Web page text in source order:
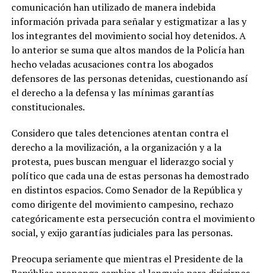
comunicación han utilizado de manera indebida
información privada para señalar y estigmatizar a las y
los integrantes del movimiento social hoy detenidos. A
lo anterior se suma que altos mandos de la Policía han
hecho veladas acusaciones contra los abogados
defensores de las personas detenidas, cuestionando así
el derecho a la defensa y las mínimas garantías
constitucionales.
Considero que tales detenciones atentan contra el
derecho a la movilización, a la organización y a la
protesta, pues buscan menguar el liderazgo social y
político que cada una de estas personas ha demostrado
en distintos espacios. Como Senador de la República y
como dirigente del movimiento campesino, rechazo
categóricamente esta persecución contra el movimiento
social, y exijo garantías judiciales para las personas.
Preocupa seriamente que mientras el Presidente de la